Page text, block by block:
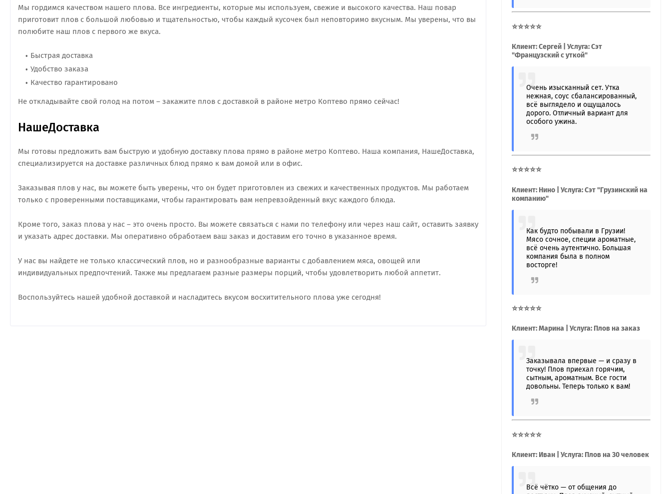
Мы гордимся качеством нашего плова. Все ингредиенты, которые мы используем, свежие и высокого качества. Наш повар
приготовит плов с большой любовью и тщательностью, чтобы каждый кусочек был неповторимо вкусным. Мы уверены, что вы
полюбите наш плов с первого же вкуса.
Быстрая доставка
Удобство заказа
Качество гарантировано
Не откладывайте свой голод на потом – закажите плов с доставкой в районе метро Коптево прямо сейчас!
НашеДоставка
Мы готовы предложить вам быструю и удобную доставку плова прямо в районе метро Коптево. Наша компания, НашеДоставка,
специализируется на доставке различных блюд прямо к вам домой или в офис.
Заказывая плов у нас, вы можете быть уверены, что он будет приготовлен из свежих и качественных продуктов. Мы работаем
только с проверенными поставщиками, чтобы гарантировать вам непревзойденный вкус каждого блюда.
Кроме того, заказ плова у нас – это очень просто. Вы можете связаться с нами по телефону или через наш сайт, оставить заявку
и указать адрес доставки. Мы оперативно обработаем ваш заказ и доставим его точно в указанное время.
У нас вы найдете не только классический плов, но и разнообразные варианты с добавлением мяса, овощей или
индивидуальных предпочтений. Также мы предлагаем разные размеры порций, чтобы удовлетворить любой аппетит.
Воспользуйтесь нашей удобной доставкой и насладитесь вкусом восхитительного плова уже сегодня!
⭐⭐⭐⭐⭐
Клиент: Сергей | Услуга: Сэт
"Французский с уткой"
Очень изысканный сет. Утка
нежная, соус сбалансированный,
всё выглядело и ощущалось
дорого. Отличный вариант для
особого ужина.
⭐⭐⭐⭐⭐
Клиент: Нино | Услуга: Сэт "Грузинский на
компанию"
Как будто побывали в Грузии!
Мясо сочное, специи ароматные,
всё очень аутентично. Большая
компания была в полном
восторге!
⭐⭐⭐⭐⭐
Клиент: Марина | Услуга: Плов на заказ
Заказывала впервые — и сразу в
точку! Плов приехал горячим,
сытным, ароматным. Все гости
довольны. Теперь только к вам!
⭐⭐⭐⭐⭐
Клиент: Иван | Услуга: Плов на 30 человек
Всё чётко — от общения до